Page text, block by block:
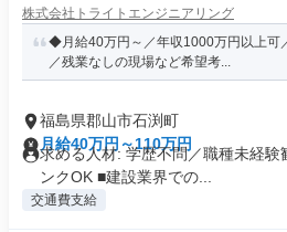
株式会社トライトエンジニアリング
◆月給40万円～／年収1000万円以上可
／残業なしの現場など希望考...
福島県郡山市石渕町
月給40万円～110万円
求める人材: 学歴不問／職種未経験
ンクOK ■建設業界での...
交通費支給